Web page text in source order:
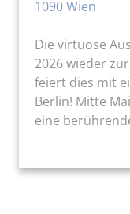
1090 Wien
Die virtuose
2026 wieder
feiert dies mit
Berlin! Mitte
eine